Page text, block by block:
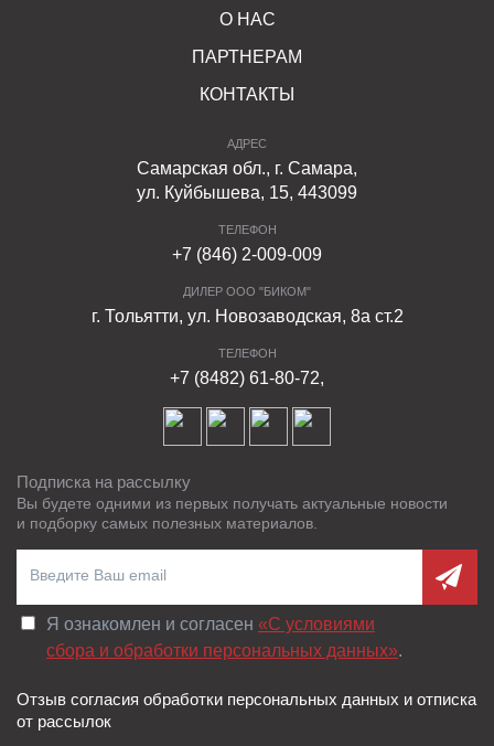
О НАС
ПАРТНЕРАМ
КОНТАКТЫ
АДРЕС
Самарская обл., г. Самара,
ул. Куйбышева, 15, 443099
ТЕЛЕФОН
+7 (846) 2-009-009
ДИЛЕР ООО "БИКОМ"
г. Тольятти, ул. Новозаводская, 8а ст.2
ТЕЛЕФОН
+7 (8482) 61-80-72,
Подписка на рассылку
Вы будете одними из первых получать актуальные новости
и подборку самых полезных материалов.
Я ознакомлен и согласен «C условиями
сбора и обработки персональных данных».
Отзыв согласия обработки персональных данных и отписка
от рассылок